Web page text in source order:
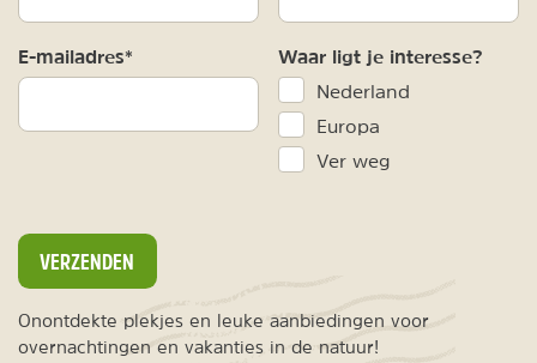
E-mailadres* Waar ligt je interesse?
Nederland
Europa
Ver weg
VERZENDEN
Onontdekte plekjes en leuke aanbiedingen voor
overnachtingen en vakanties in de natuur!